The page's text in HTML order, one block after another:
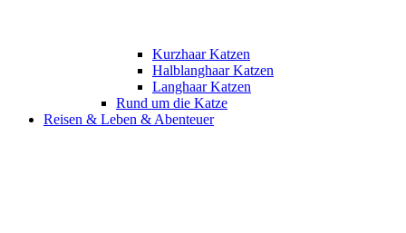
Kurzhaar Katzen
Halblanghaar Katzen
Langhaar Katzen
Rund um die Katze
Reisen & Leben & Abenteuer